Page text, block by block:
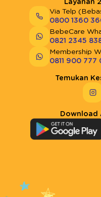
Layanan
Via Telp
0800 1360
BebeCare
0821 2345
Membership
0811 900 777
Temukan
Download